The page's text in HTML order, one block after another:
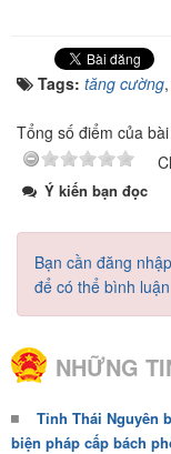
Tags: tăng cường,
Tổng số điểm của
Ý kiến bạn đọc
Bạn cần đăng
để có thể bình luận
NHỮNG
Tỉnh Thái Nguyên
biện pháp cấp bách